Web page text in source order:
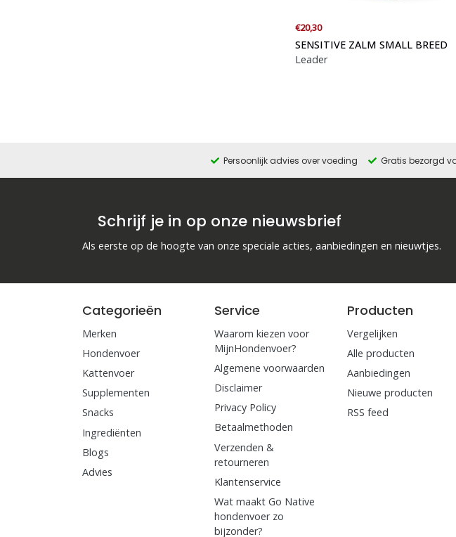
€20,30
SENSITIVE ZALM SMALL BREED
Leader
Persoonlijk advies over voeding Gratis bezorgd
Schrijf je in op onze nieuwsbrief
Als eerste op de hoogte van onze speciale acties, aanbiedingen en nieuwtjes.
Categorieën
Merken
Hondenvoer
Kattenvoer
Supplementen
Snacks
Ingrediënten
Blogs
Advies
Service
Waarom kiezen voor
MijnHondenvoer?
Algemene voorwaarden
Disclaimer
Privacy Policy
Betaalmethoden
Verzenden &
retourneren
Klantenservice
Wat maakt Go Native
hondenvoer zo
bijzonder?
Producten
Vergelijken
Alle producten
Aanbiedingen
Nieuwe producten
RSS feed